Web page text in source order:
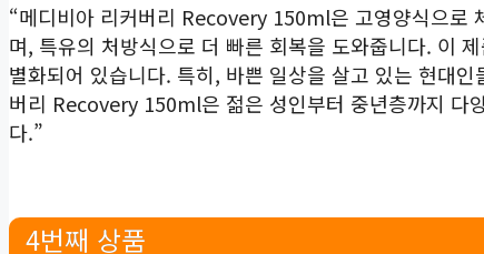
“메디비아 리커버리 Recovery 150ml은 고영양식으로
며, 특유의 처방식으로 더 빠른 회복을 도와줍니다. 이
별화되어 있습니다. 특히, 바쁜 일상을 살고 있는 현대
버리 Recovery 150ml은 젊은 성인부터 중년층까지 다
다.”
4번째 상품